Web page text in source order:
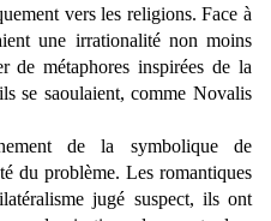
vers les religions. Face à
une irrationalité non moins
de métaphores inspirées de la
se saoulaient, comme Novalis
de la symbolique de
du problème. Les romantiques
jugé suspect, ils ont